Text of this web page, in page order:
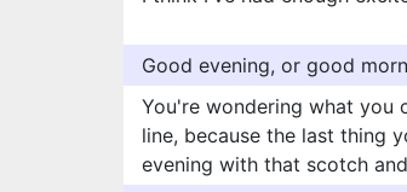
Good evening, or good
You're wondering what you
line, because the last thing
evening with that scotch